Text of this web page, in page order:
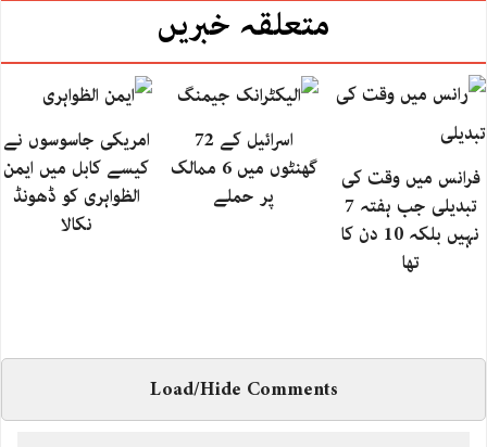
متعلقہ خبریں
فرانس میں وقت کی
تبدیلی جب ہفتہ 7
نہیں بلکہ 10 دن کا
تھا
اسرائیل کے 72
گھنٹوں میں 6 ممالک
پر حملے
امریکی جاسوسوں نے
کیسے کابل میں ایمن
الظواہری کو ڈھونڈ
نکالا
Load/Hide Comments